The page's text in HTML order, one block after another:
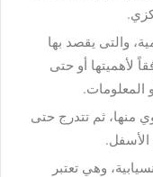
والتى يقصد بها
لأهميتها أو حتى
المعلومات.
منها، ثم تتدرج حتى
الأسفل.
وهي تعتبر